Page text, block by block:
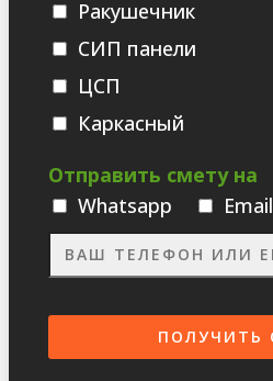
Ракушечник
СИП панели
ЦСП
Каркасный
Отправить смету на
Whatsаpp
Email